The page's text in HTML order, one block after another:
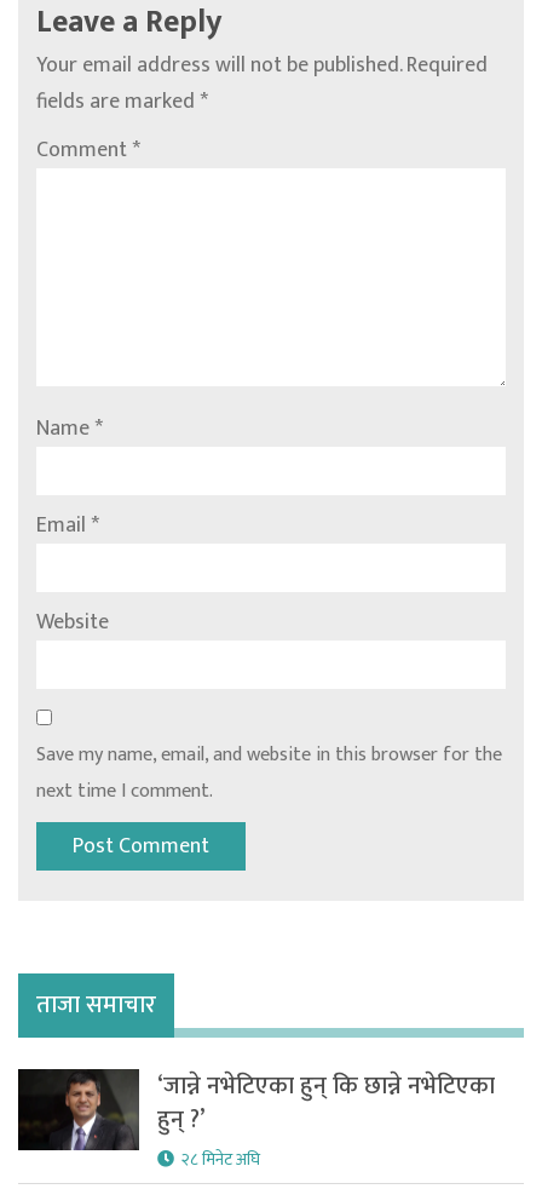
Leave a Reply
Your email address will not be published.Required
fields are marked*
Comment*
Name*
Email*
Website
Save my name, email, and website in this browser for the
next time I comment.
ताजा समाचार
‘जान्ने नभेटिएका हुन् कि छान्ने नभेटिएका
हुन् ?’
२८ मिनेट अघि